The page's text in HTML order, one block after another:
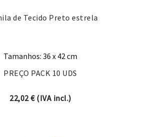
de Tecido Preto estrela
Tamanhos: 36 x 42 cm
PREÇO PACK 10 UDS
22,02€(IVA incl.)